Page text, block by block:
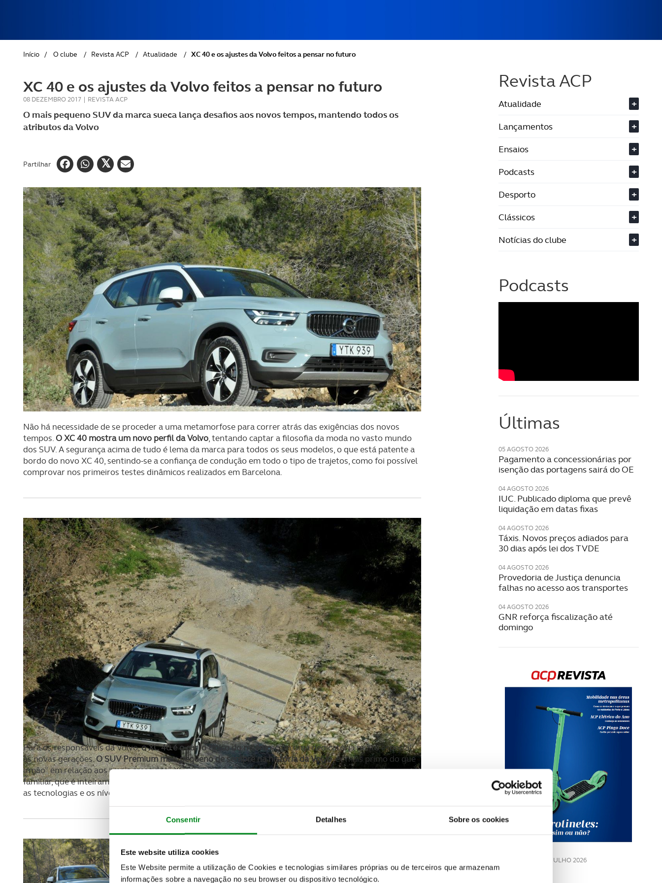
Consentir Detalhes Sobre os cookies
Este website utiliza cookies
Este Website permite a utilização de Cookies e tecnologias similares próprias ou de terceiros que armazenam
informações sobre a navegação no seu browser ou dispositivo tecnológico.
GOLFE
AUTOCARAVANISMO
Início / O clube / Revista ACP / Atualidade / XC 40 e os ajustes da Volvo feitos a pensar no futuro
XC 40 e os ajustes da Volvo feitos a pensar no futuro
08 DEZEMBRO 2017 | REVISTA ACP
O mais pequeno SUV da marca sueca lança desafios aos novos tempos, mantendo todos os
atributos da Volvo
Partilhar
Não há necessidade de se proceder a uma metamorfose para correr atrás das exigências dos novos
tempos.O XC 40 mostra um novo perfil da Volvo, tentando captar a filosofia da moda no vasto mundo
dos SUV. A segurança acima de tudo é lema da marca para todos os seus modelos, o que está patente a
bordo do novo XC 40, sentindo-se a confiança de condução em todo o tipo de trajetos, como foi possível
comprovar nos primeiros testes dinâmicos realizados em Barcelona.
Para os responsáveis da Volvo,o XC 40 é o carro típico do milénio, com uma dedicatória muito especial
às novas gerações.O SUV Premium mais pequeno de sempre na história da Volvo, é “mais primo do que
irmão” em relação aos “mais crescidos” XC 90 e XC 60, rompendo em estilo, mas não em conceito
familiar, que é inteiramente respeitado pelo mais recente elemento da Volvo que transporta na integra
as tecnologias e os níveis de segurança dos restantes membros da família.
Revista ACP
Atualidade
+
Lançamentos
+
Ensaios
+
Podcasts
+
Desporto
+
Clássicos
+
Notícias do clube
+
Podcasts
Últimas
05 AGOSTO 2026
Pagamento a concessionárias por
isenção das portagens sairá do OE
04 AGOSTO 2026
IUC. Publicado diploma que prevê
liquidação em datas fixas
04 AGOSTO 2026
Táxis. Novos preços adiados para
30 dias após lei dos TVDE
04 AGOSTO 2026
Provedoria de Justiça denuncia
falhas no acesso aos transportes
04 AGOSTO 2026
GNR reforça fiscalização até
domingo
JULHO 2026